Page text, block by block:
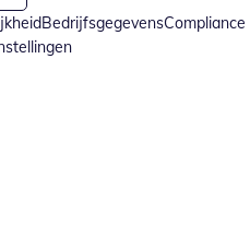
BedrijfsgegevensCompliance